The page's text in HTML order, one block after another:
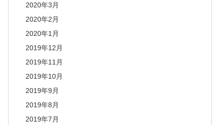
2020年3月
2020年2月
2020年1月
2019年12月
2019年11月
2019年10月
2019年9月
2019年8月
2019年7月